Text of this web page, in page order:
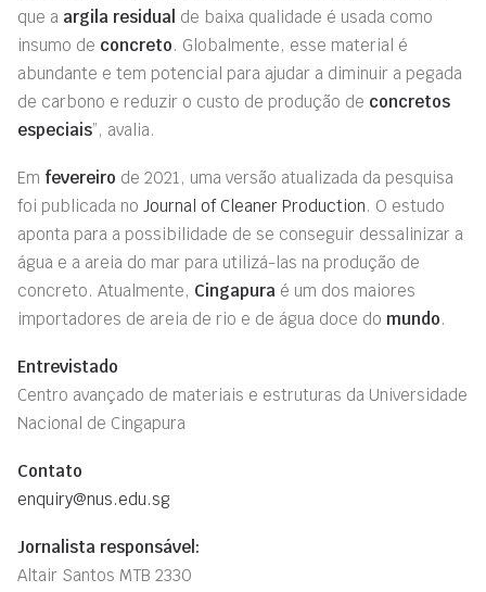
que a argila residual de baixa qualidade é usada como
insumo de concreto. Globalmente, esse material é
abundante e tem potencial para ajudar a diminuir a pegada
de carbono e reduzir o custo de produção de concretos
especiais”, avalia.
Em fevereiro de 2021, uma versão atualizada da pesquisa
foi publicada no Journal of Cleaner Production. O estudo
aponta para a possibilidade de se conseguir dessalinizar a
água e a areia do mar para utilizá-las na produção de
concreto. Atualmente, Cingapura é um dos maiores
importadores de areia de rio e de água doce do mundo.
Entrevistado
Centro avançado de materiais e estruturas da Universidade
Nacional de Cingapura
Contato
enquiry@nus.edu.sg
Jornalista responsável:
Altair Santos MTB 2330